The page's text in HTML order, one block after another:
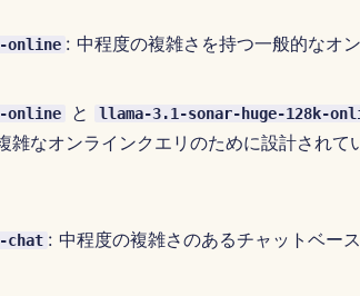
online : 中程度の複雑さを持つ一般的なオ
online と llama-3.1-sonar-huge-128k-
なオンラインクエリのために設計されて
chat : 中程度の複雑さのあるチャットベー